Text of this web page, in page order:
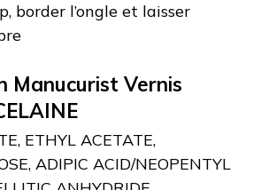
border l’ongle et laisser
Manucurist Vernis
ETHYL ACETATE,
ADIPIC ACID/NEOPENTYL